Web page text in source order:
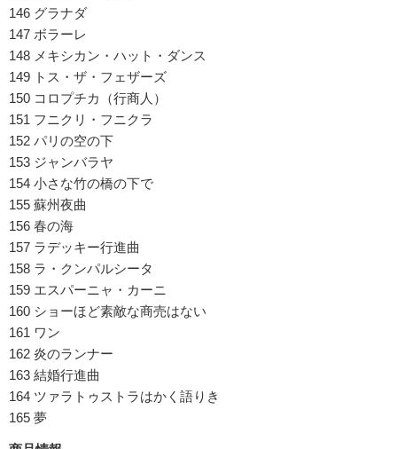
146 グラナダ
147 ボラーレ
148 メキシカン・ハット・ダンス
149 トス・ザ・フェザーズ
150 コロプチカ（行商人）
151 フニクリ・フニクラ
152 パリの空の下
153 ジャンバラヤ
154 小さな竹の橋の下で
155 蘇州夜曲
156 春の海
157 ラデッキー行進曲
158 ラ・クンパルシータ
159 エスパーニャ・カーニ
160 ショーほど素敵な商売はない
161 ワン
162 炎のランナー
163 結婚行進曲
164 ツァラトゥストラはかく語りき
165 夢